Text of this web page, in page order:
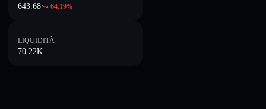
643.68 64.19%
LIQUIDITÀ
70.22K